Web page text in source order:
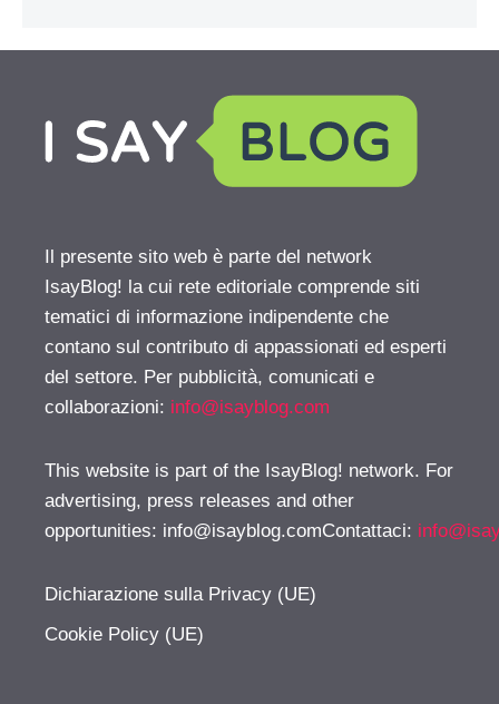
Il presente sito web è parte del network
IsayBlog! la cui rete editoriale comprende siti
tematici di informazione indipendente che
contano sul contributo di appassionati ed esperti
del settore. Per pubblicità, comunicati e
collaborazioni: info@isayblog.com
This website is part of the IsayBlog! network. For
advertising, press releases and other
opportunities: info@isayblog.comContattaci:
Dichiarazione sulla Privacy (UE)
Cookie Policy (UE)